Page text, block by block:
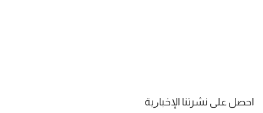
اﺣﺼﻞ ﻋﻠﻰ ﻧﺸﺮﺗﻨﺎ اﻹﺧﺒﺎﺭﻳﺔ